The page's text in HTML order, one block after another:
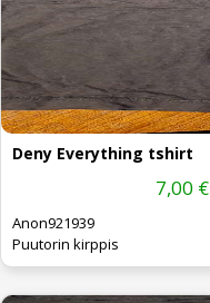
Deny Everything tshirt
7,00 €
Anon921939
Puutorin kirppis